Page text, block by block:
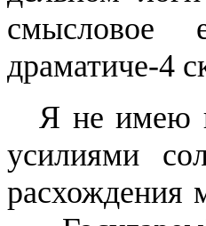
смысловое
драматиче-4
Я не имею
усилиями